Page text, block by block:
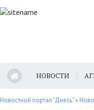
НОВОСТИ
Новостной портал "Днесь"»